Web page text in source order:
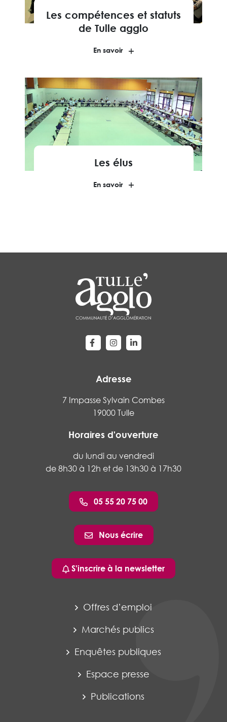
Les compétences et statuts
de Tulle agglo
En savoir
Les élus
En savoir
Lien vers le compte Facebook
Lien vers le compte Instagram
Lien vers le compte
Adresse
7 Impasse Sylvain Combes
19000 Tulle
Horaires d'ouverture
du lundi au vendredi
de 8h30 à 12h et de 13h30 à 17h30
05 55 20 75 00
Nous écrire
S'inscrire à la newsletter
Offres d’emploi
Marchés publics
Enquêtes publiques
Espace presse
Publications